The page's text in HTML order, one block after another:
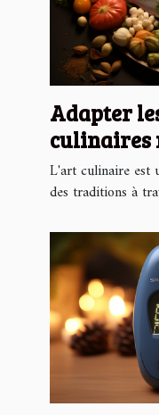
Adapter
culinaires
saisons
L'art culinaire est
des traditions à